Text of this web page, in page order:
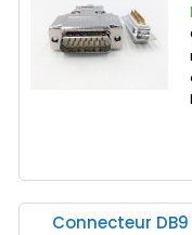
Connecteur